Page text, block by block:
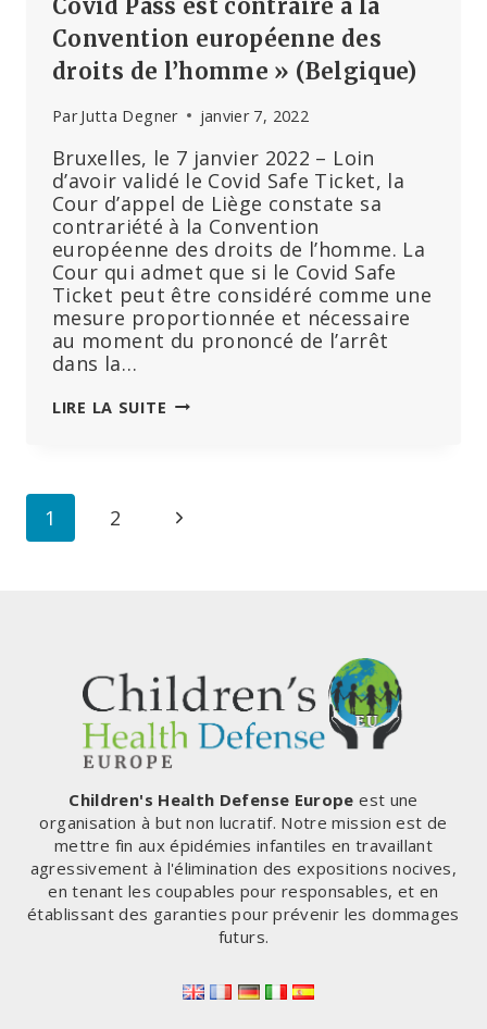
Covid Pass est contraire à la
Convention européenne des
droits de l’homme » (Belgique)
Par Jutta Degner janvier 7, 2022
Bruxelles, le 7 janvier 2022 – Loin
d’avoir validé le Covid Safe Ticket, la
Cour d’appel de Liège constate sa
contrariété à la Convention
européenne des droits de l’homme. La
Cour qui admet que si le Covid Safe
Ticket peut être considéré comme une
mesure proportionnée et nécessaire
au moment du prononcé de l’arrêt
dans la…
LIRE LA SUITE ARRÊTÉ
LA
CONVENTION
EUROPÉENNE
DES
DROITS
DE
L’HOMME »
(BELGIQUE)
Navigation
1 2
Page
Children's Health Defense Europe est une
organisation à but non lucratif. Notre mission est de
mettre fin aux épidémies infantiles en travaillant
agressivement à l'élimination des expositions nocives,
en tenant les coupables pour responsables, et en
établissant des garanties pour prévenir les dommages
futurs.